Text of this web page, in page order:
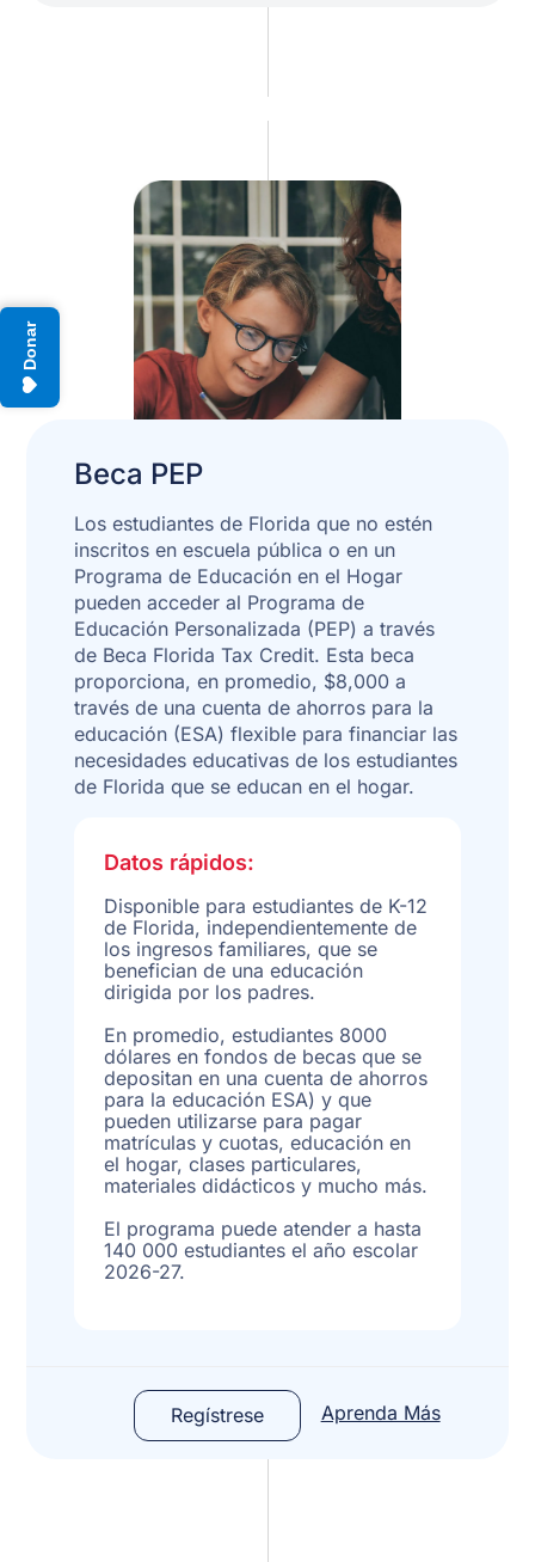
Donar
Beca PEP
Los estudiantes de Florida que no estén
inscritos en escuela pública o en un
Programa de Educación en el Hogar
pueden acceder al Programa de
Educación Personalizada (PEP) a través
de Beca Florida Tax Credit. Esta beca
proporciona, en promedio, $8,000 a
través de una cuenta de ahorros para la
educación (ESA) flexible para financiar las
necesidades educativas de los estudiantes
de Florida que se educan en el hogar.
Datos rápidos:
Disponible para estudiantes de K-12
de Florida, independientemente de
los ingresos familiares, que se
benefician de una educación
dirigida por los padres.
En promedio, estudiantes 8000
dólares en fondos de becas que se
depositan en una cuenta de ahorros
para la educación ESA) y que
pueden utilizarse para pagar
matrículas y cuotas, educación en
el hogar, clases particulares,
materiales didácticos y mucho más.
El programa puede atender a hasta
140 000 estudiantes el año escolar
2026-27.
Regístrese Aprenda Más